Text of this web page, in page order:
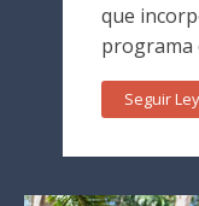
que
programa
Seguir